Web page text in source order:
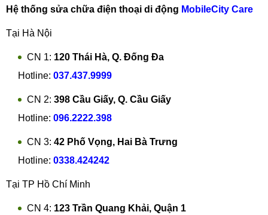
Hệ thống sửa chữa điện thoại di động MobileCity Care
Tại Hà Nội
CN 1: 120 Thái Hà, Q. Đống Đa
Hotline: 037.437.9999
CN 2: 398 Cầu Giấy, Q. Cầu Giấy
Hotline: 096.2222.398
CN 3: 42 Phố Vọng, Hai Bà Trưng
Hotline: 0338.424242
Tại TP Hồ Chí Minh
CN 4: 123 Trần Quang Khải, Quận 1